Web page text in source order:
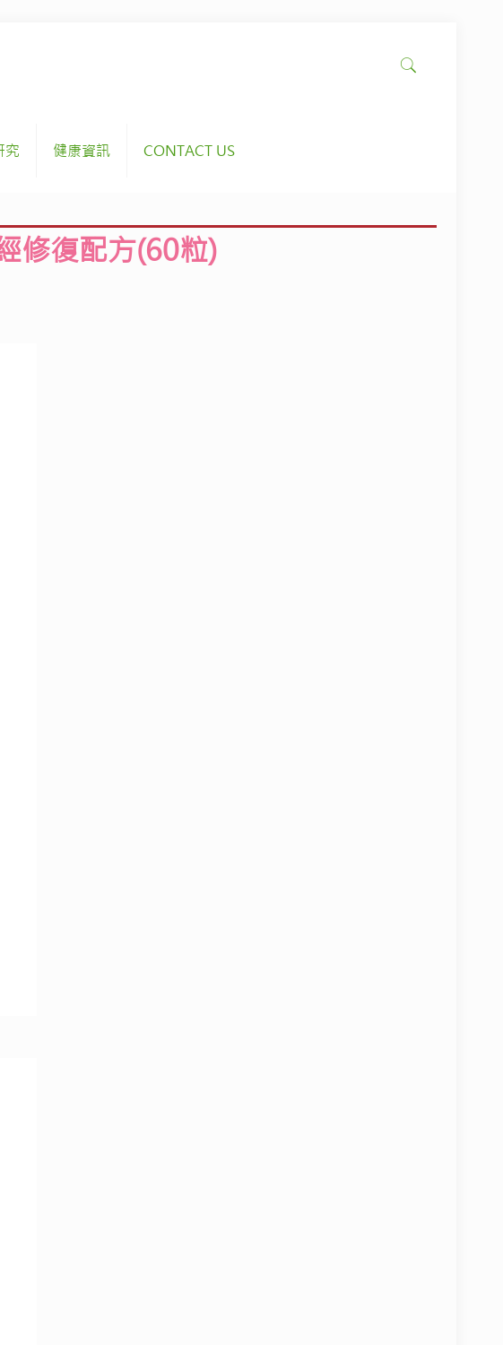
究 健康資訊 CONTACT US
修復配方(60粒)